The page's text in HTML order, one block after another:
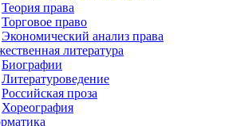
Теория права
Торговое право
Экономический анализ права
литература
Биографии
Литературоведение
Российская проза
Хореография